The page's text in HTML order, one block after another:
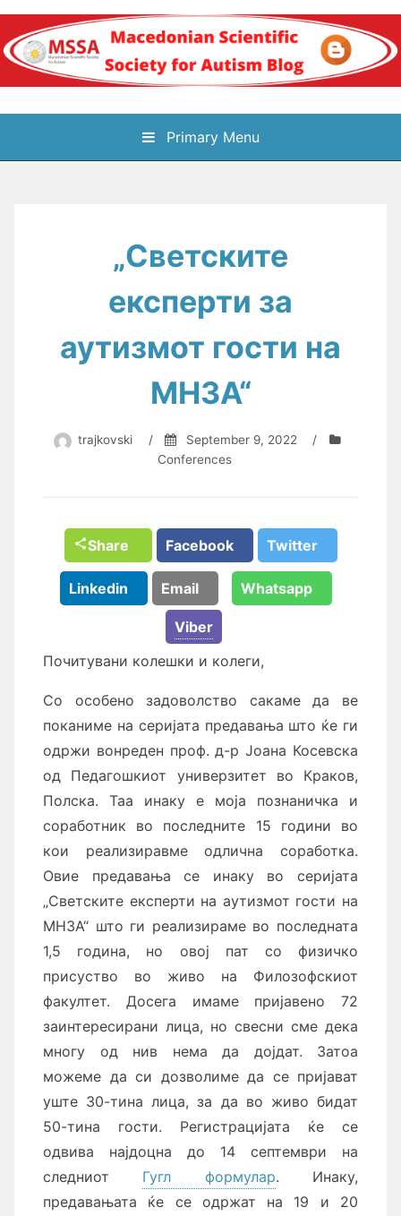
Skip
content
Блог на
Македонското научно
аутизам
Primary Menu
„Светските
експерти за
аутизмот гости на
МНЗА“
trajkovski / September 9, 2022
/
Conferences
Share Facebook Twitter
Linkedin Email Whatsapp
Viber
Почитувани колешки и колеги,
Со особено задоволство сакаме да ве
поканиме на серијата предавања што ќе ги
одржи вонреден проф. д-р Јоана Косевска
од Педагошкиот универзитет во Краков,
Полска. Таа инаку е моја познаничка и
соработник во последните 15 години во
кои реализиравме одлична соработка.
Овие предавања се инаку во серијата
„Светските експерти на аутизмот гости на
МНЗА“ што ги реализираме во последната
1,5 година, но овој пат со физичко
присуство во живо на Филозофскиот
факултет. Досега имаме пријавено 72
заинтересирани лица, но свесни сме дека
многу од нив нема да дојдат. Затоа
можеме да си дозволиме да се пријават
уште 30-тина лица, за да во живо бидат
50-тина гости. Регистрацијата ќе се
одвива најдоцна до 14 септември на
следниот Гугл формулар. Инаку,
предавањата ќе се одржат на 19 и 20